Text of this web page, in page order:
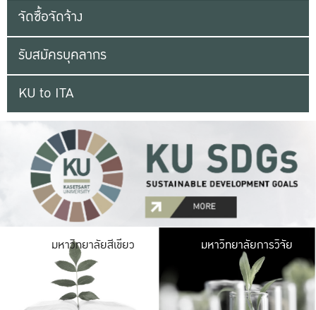
จัดซื้อจัดจ้าง
รับสมัครบุคลากร
KU to ITA
มหาวิทยาลัยสีเขียว มหาวิ
มีพื้นที่เขียวสดใส
เป็นป่าในเมือง เกษต
มหาวิทยาลัยการวิจัย